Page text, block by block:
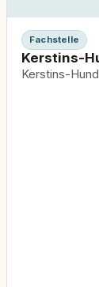
Fachstelle
Kerstins-
Kerstins-